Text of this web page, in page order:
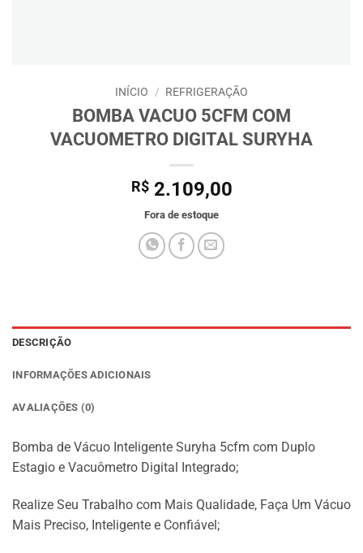
INÍCIO / REFRIGERAÇÃO
BOMBA VACUO 5CFM COM
VACUOMETRO DIGITAL SURYHA
R$2.109,00
Fora de estoque
DESCRIÇÃO
INFORMAÇÕES ADICIONAIS
AVALIAÇÕES (0)
Bomba de Vácuo Inteligente Suryha 5cfm com Duplo
Estagio e Vacuômetro Digital Integrado;
Realize Seu Trabalho com Mais Qualidade, Faça Um Vácuo
Mais Preciso, Inteligente e Confiável;